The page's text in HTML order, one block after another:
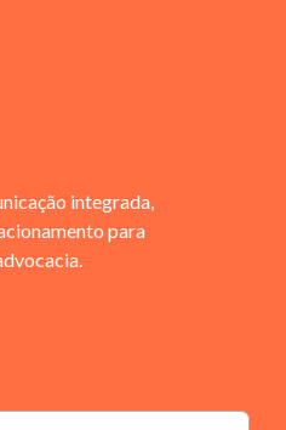
integrada,
para